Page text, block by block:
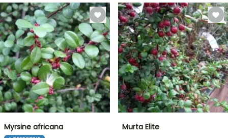
Myrsine africana Murta Elite